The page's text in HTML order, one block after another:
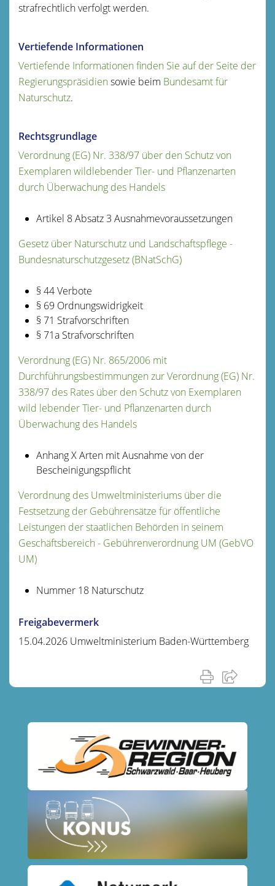
strafrechtlich verfolgt werden.
Vertiefende Informationen
Vertiefende Informationen finden Sie auf der Seite der
Regierungspräsidiensowie beim Bundesamt für
Naturschutz.
Rechtsgrundlage
Verordnung (EG) Nr. 338/97 über den Schutz von
Exemplaren wildlebender Tier- und Pflanzenarten
durch Überwachung des Handels
Artikel 8 Absatz 3 Ausnahmevoraussetzungen
Gesetz über Naturschutz und Landschaftspflege -
Bundesnaturschutzgesetz (BNatSchG)
§ 44 Verbote
§ 69 Ordnungswidrigkeit
§ 71 Strafvorschriften
§ 71a Strafvorschriften
Verordnung (EG) Nr. 865/2006 mit
Durchführungsbestimmungen zur Verordnung (EG) Nr.
338/97 des Rates über den Schutz von Exemplaren
wild lebender Tier- und Pflanzenarten durch
Überwachung des Handels
Anhang X Arten mit Ausnahme von der
Bescheinigungspflicht
Verordnung des Umweltministeriums über die
Festsetzung der Gebührensätze für öffentliche
Leistungen der staatlichen Behörden in seinem
Geschäftsbereich - Gebührenverordnung UM (GebVO
UM)
Nummer 18 Naturschutz
Freigabevermerk
15.04.2026 Umweltministerium Baden-Württemberg